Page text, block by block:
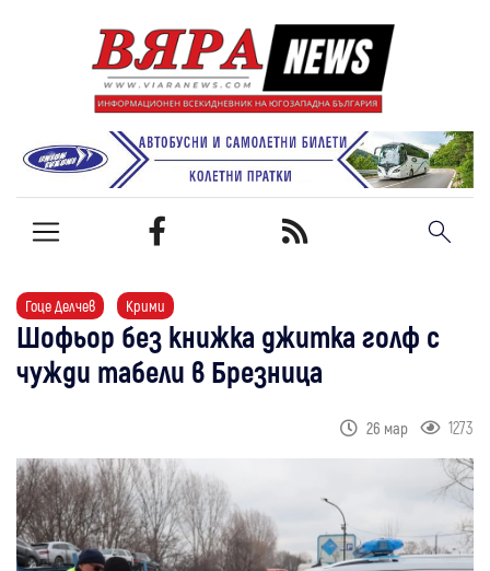
Гоце Делчев Крими
Шофьор без книжка джитка голф с
чужди табели в Брезница
26 мар 1273